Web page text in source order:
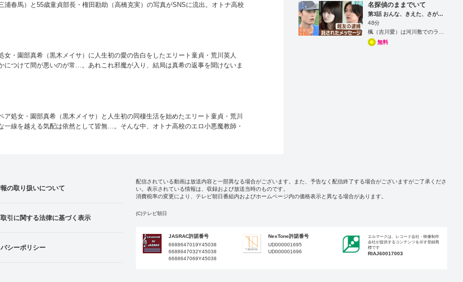
浦春馬）と55歳童貞部長・権田勘助（高橋克実）の写真がSNSに流出。オトナ高校
の嘉数喜一郎（杉本哲太）は、国の対応が決まるまで学級閉鎖することを決定。
女・園部真希（黒木メイサ）に人生初の愛の告白をしたエリート童貞・荒川英人
につけて間が悪いのが常…。あれこれ邪魔が入り、結局は真希の返事を聞けないま
しまう。しかし、返事を待ちきれない英人は放課後、再び真希に突撃。すると
ア処女・園部真希（黒木メイサ）と人生初の同棲生活を始めたエリート童貞・荒川
一線を越える気配は依然として皆無…。そんな中、オトナ高校のエロ小悪魔教師・
し倒し、彼のファーストキスを奪うという暴挙に出た！ キス現場を目撃した真希
名探偵のままでいて
第3話 おんな、きえた、さがして
48分
無料
の取り扱いについて
引に関する法律に基づく表示
シーポリシー
配信されている動画は放送内容と一部異なる場合がございます。また、予告なく配信終了する場合がございますがご了承くださ
い。表示されている情報は、収録および放送当時のものです。
消費税率の変更により、テレビ朝日番組内およびホームページ内の価格表示と異なる場合があります。
(C)テレビ朝日
JASRAC許諾番号
6688647019Y45038
6688647032Y45038
6688647069Y45038
NexTone許諾番号
UD000001695
UD000001696
エルマークは、レコード会社・映像制作
会社が提供するコンテンツを示す登録商
標です
RIAJ60017003